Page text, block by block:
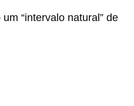
“intervalo natural” de